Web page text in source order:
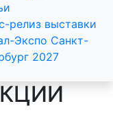
релиз выставки
Экспо Санкт-
2027